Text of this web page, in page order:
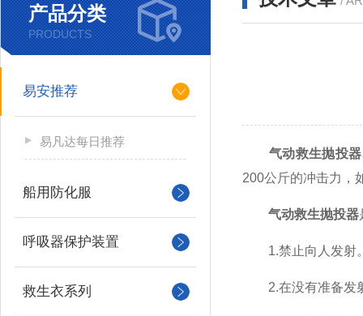
产品分类
PRODUCTS
易安推荐
易凡达每日推荐
船用防化服
呼吸器保护装置
救生衣系列
气动救生抛投器
200公斤的冲击力，
气动救生抛投器
1.禁止向人发射。
2.在没有准备发射